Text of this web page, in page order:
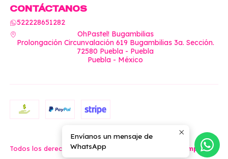
CONTÁCTANOS
522228651282
OhPastel! Bugambilias
Prolongación Circunvalación 619 Bugambilias 3a. Sección.
72580 Puebla - Puebla
Puebla - México
2026 OhPastel!.
Todos los derechos reservados.
Desarrollado por Jumpseller
Envíanos un mensaje de
WhatsApp